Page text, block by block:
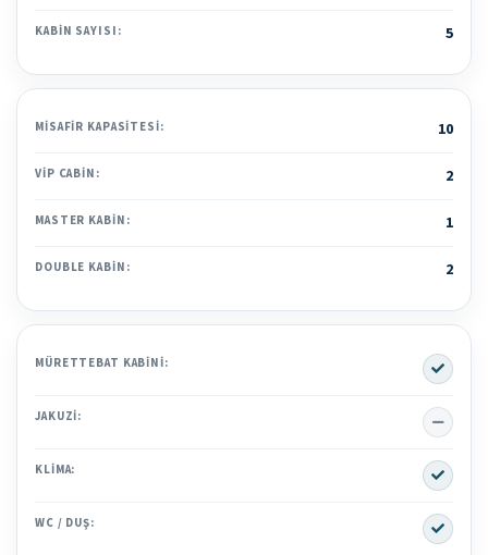
KABIN SAYISI: 5
MISAFIR KAPASITESI: 10
VIP CABIN: 2
MASTER KABIN: 1
DOUBLE KABIN: 2
MÜRETTEBAT KABINI: Yes
JAKUZI: No
KLIMA: Yes
WC / DUŞ: Yes